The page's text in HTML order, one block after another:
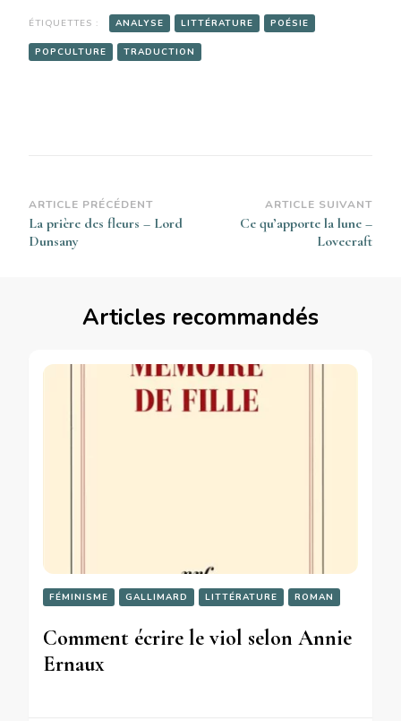
ÉTIQUETTES : ANALYSE LITTÉRATURE POÉSIE
POPCULTURE TRADUCTION
Navigation
d’article
ARTICLE PRÉCÉDENT
La prière des fleurs – Lord
Dunsany
ARTICLE SUIVANT
Ce qu’apporte la lune –
Lovecraft
Articles recommandés
FÉMINISME GALLIMARD LITTÉRATURE ROMAN
Comment écrire le viol selon Annie
Ernaux